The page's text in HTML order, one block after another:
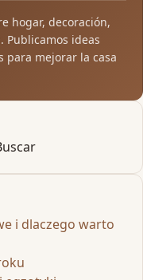
hogar, decoración,
Publicamos ideas
para mejorar la casa
i dlaczego warto